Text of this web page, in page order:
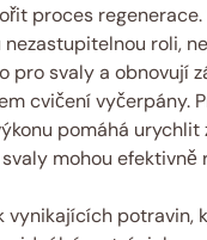
proces
roli,
pro svaly a obnovují
cvičení vyčerpány.
pomáhá urychlit
mohou efektivně
vynikajících potravin,